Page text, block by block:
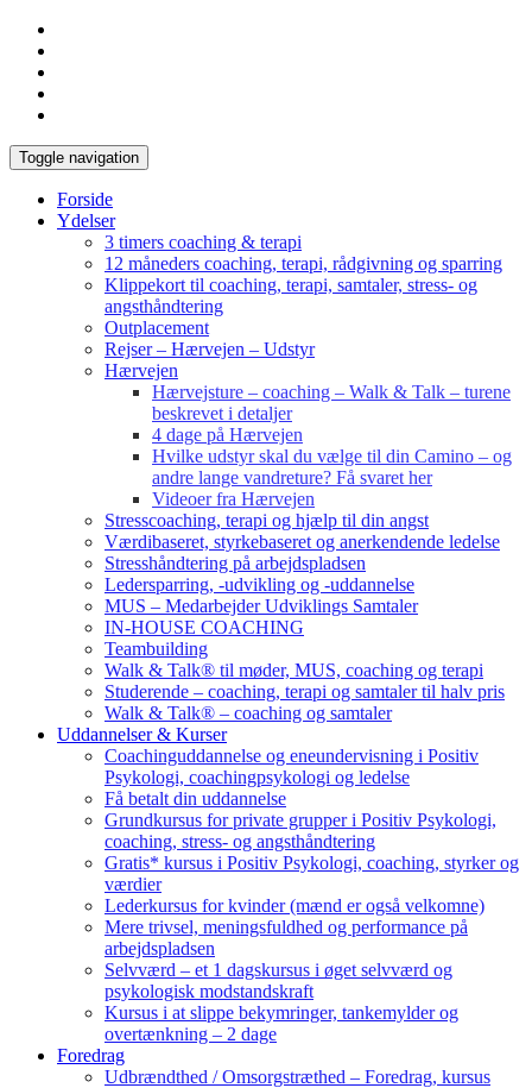
Toggle navigation
Forside
Ydelser
3 timers coaching & terapi
12 måneders coaching, terapi, rådgivning og sparring
Klippekort til coaching, terapi, samtaler, stress- og
angsthåndtering
Outplacement
Rejser – Hærvejen – Udstyr
Hærvejen
Hærvejsture – coaching – Walk & Talk – turene
beskrevet i detaljer
4 dage på Hærvejen
Hvilke udstyr skal du vælge til din Camino – og
andre lange vandreture? Få svaret her
Videoer fra Hærvejen
Stresscoaching, terapi og hjælp til din angst
Værdibaseret, styrkebaseret og anerkendende ledelse
Stresshåndtering på arbejdspladsen
Ledersparring, -udvikling og -uddannelse
MUS – Medarbejder Udviklings Samtaler
IN-HOUSE COACHING
Teambuilding
Walk & Talk® til møder, MUS, coaching og terapi
Studerende – coaching, terapi og samtaler til halv pris
Walk & Talk® – coaching og samtaler
Uddannelser & Kurser
Coachinguddannelse og eneundervisning i Positiv
Psykologi, coachingpsykologi og ledelse
Få betalt din uddannelse
Grundkursus for private grupper i Positiv Psykologi,
coaching, stress- og angsthåndtering
Gratis* kursus i Positiv Psykologi, coaching, styrker og
værdier
Lederkursus for kvinder (mænd er også velkomne)
Mere trivsel, meningsfuldhed og performance på
arbejdspladsen
Selvværd – et 1 dagskursus i øget selvværd og
psykologisk modstandskraft
Kursus i at slippe bekymringer, tankemylder og
overtænkning – 2 dage
Foredrag
Udbrændthed / Omsorgstræthed – Foredrag, kursus